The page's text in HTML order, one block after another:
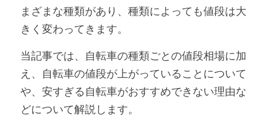
まざまな種類があり、種類によっても値段は大
きく変わってきます。
当記事では、自転車の種類ごとの値段相場に加
え、自転車の値段が上がっていることについて
や、安すぎる自転車がおすすめできない理由な
どについて解説します。